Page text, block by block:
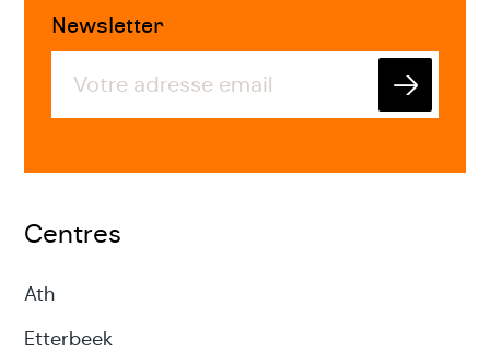
Newsletter
Centres
Ath
Etterbeek